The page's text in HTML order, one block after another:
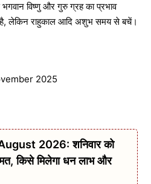
विष्णु और गुरु ग्रह का प्रभाव
लेकिन राहुकाल आदि अशुभ समय से बचें।
2026: शनिवार को
किसे मिलेगा धन लाभ और